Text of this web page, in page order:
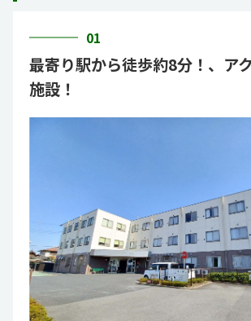
01
最寄り駅から徒歩約8分！、ア
施設！